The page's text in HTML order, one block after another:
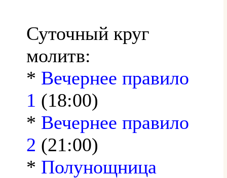
Суточный круг
молитв:
* Вечернее правило
1 (18:00)
* Вечернее правило
2 (21:00)
* Полунощница